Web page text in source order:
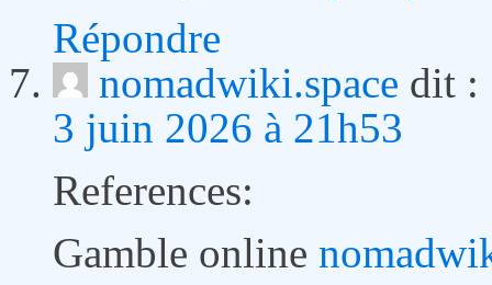
Répondre
nomadwiki.space dit :
3 juin 2026 à 21h53
References:
Gamble online